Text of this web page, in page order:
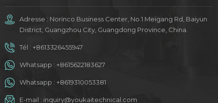
Adresse : Norinco Business Center, No.1 Meigang Rd, Baiyun
District, Guangzhou City, Guangdong Province, China.
Tél : +8613326455947
Whatsapp : +8615622183627
Whatsapp : +8619310053381
E-mail : inquiry@youkaitechnical.com